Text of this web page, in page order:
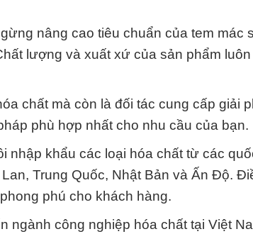
nâng cao tiêu chuẩn của tem mác
lượng và xuất xứ của sản phẩm
chất mà còn là đối tác cung cấp giải
phù hợp nhất cho nhu cầu của bạn.
nhập khẩu các loại hóa chất từ các
Trung Quốc, Nhật Bản và Ấn Độ.
phú cho khách hàng.
ngành công nghiệp hóa chất tại Việt